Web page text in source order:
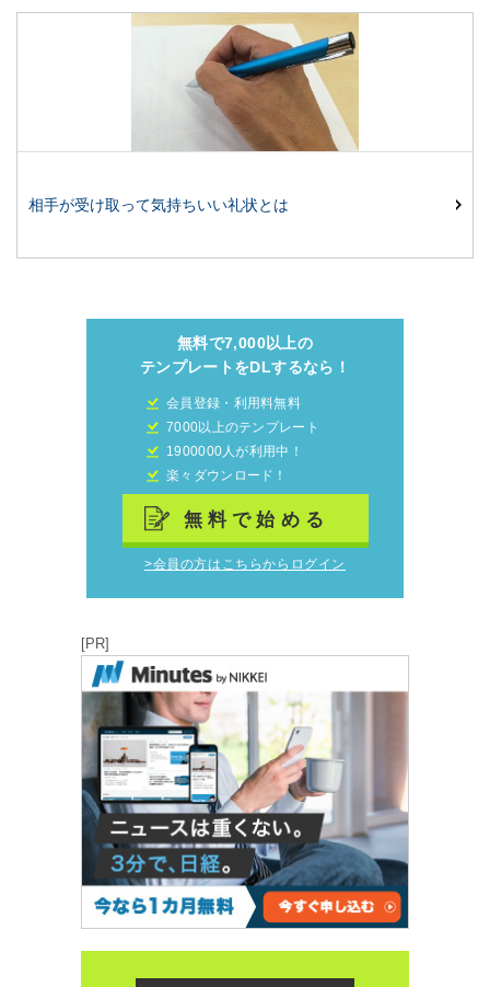
相手が受け取って気持ちいい礼状とは
無料で7,000以上の
テンプレートをDLするなら！
会員登録・利用料無料
7000以上のテンプレート
1900000人が利用中！
楽々ダウンロード！
無料で始める
>会員の方はこちらからログイン
[PR]